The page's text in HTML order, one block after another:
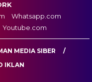
Whatsapp.com
Youtube.com
MEDIA SIBER
IKLAN